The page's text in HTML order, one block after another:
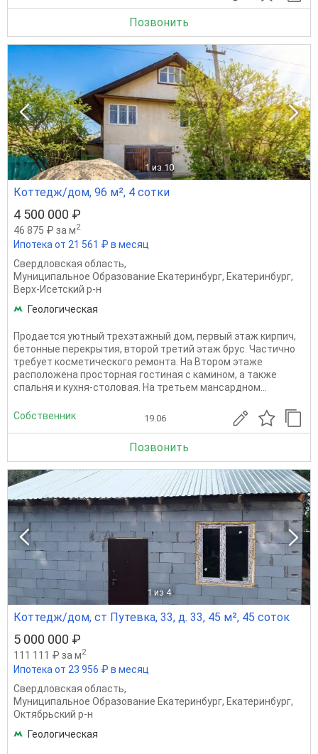
Позвонить
1 из 10
Коттедж/дом, 96 м², 4 сотки
4 500 000 ₽
46 875 ₽ за м2
Ипотека от 21 561 ₽ в месяц
Свердловская область,
Муниципальное Образование Екатеринбург, Екатеринбург,
Верх-Исетский р-н
Геологическая
Продается уютный трехэтажный дом, первый этаж кирпич,
бетонные перекрытия, второй третий этаж брус. Частично
требует косметического ремонта. На Втором этаже
расположена просторная гостиная с камином, а также
спальня и кухня-столовая. На третьем мансардном...
Собственник 19.06
Позвонить
1 из 4
Коттедж/дом, ст Путевка, 33, д. 33, 45 м², 45 соток
5 000 000 ₽
111 111 ₽ за м2
Ипотека от 23 956 ₽ в месяц
Свердловская область,
Муниципальное Образование Екатеринбург, Екатеринбург,
Октябрьский р-н
Геологическая